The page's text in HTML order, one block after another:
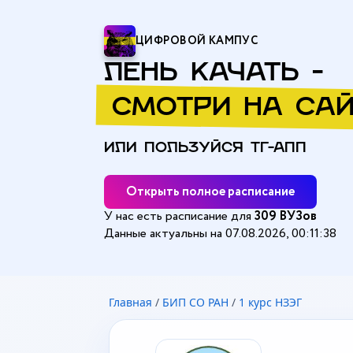
ЦИФРОВОЙ КАМПУС
ЛЕНЬ КАЧАТЬ -
СМОТРИ НА
ИЛИ ПОЛЬЗУЙСЯ ТГ-АПП
Открыть полное расписание
У нас есть расписание для 309 ВУЗов
Данные актуальны на 07.08.2026, 00:11:38
Главная / БИП СО РАН / 1 курс НЗЭГ